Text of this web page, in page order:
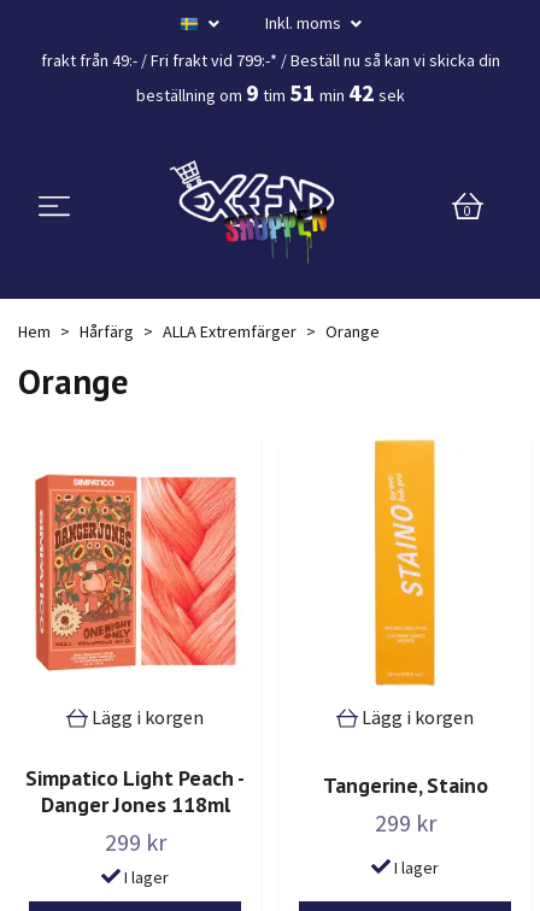
Inkl. moms
frakt från 49:- /Fri frakt vid 799:-* / Beställ nu så kan vi skicka din
beställning om 9 tim 51 min 42 sek
0
Hem Hårfärg ALLA Extremfärger Orange
Orange
Lägg i korgen
Simpatico Light Peach -
Danger Jones 118ml
299 kr
I lager
Lägg i korgen
Tangerine, Staino
299 kr
I lager